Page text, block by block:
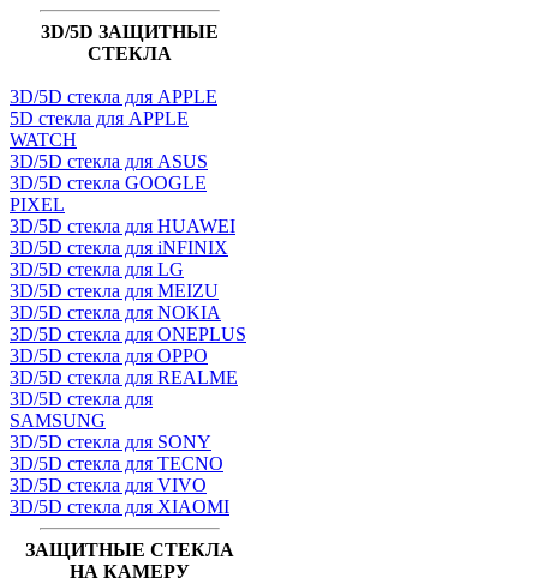
3D/5D ЗАЩИТНЫЕ
СТЕКЛА
3D/5D стекла для APPLE
5D стекла для APPLE
WATCH
3D/5D стекла для ASUS
3D/5D стекла GOOGLE
PIXEL
3D/5D стекла для HUAWEI
3D/5D стекла для iNFINIX
3D/5D стекла для LG
3D/5D стекла для MEIZU
3D/5D стекла для NOKIA
3D/5D стекла для ONEPLUS
3D/5D стекла для OPPO
3D/5D стекла для REALME
3D/5D стекла для
SAMSUNG
3D/5D стекла для SONY
3D/5D стекла для TECNO
3D/5D стекла для VIVO
3D/5D стекла для XIAOMI
ЗАЩИТНЫЕ СТЕКЛА
НА КАМЕРУ